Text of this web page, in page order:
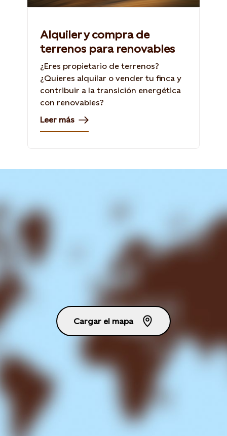
Alquiler y compra de
terrenos para renovables
¿Eres propietario de terrenos?
¿Quieres alquilar o vender tu finca y
contribuir a la transición energética
con renovables?
Leer más
Cargar el mapa